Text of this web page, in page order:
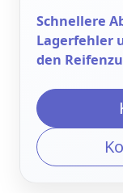
Schnellere
Lagerfehler
den